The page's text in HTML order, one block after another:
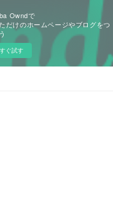
Owndで
だけのホームページやブログをつ
ぐ試す